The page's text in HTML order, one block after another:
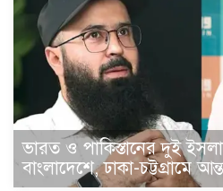
ভারত ও পাকিস্তানের দুই
বাংলাদেশে, ঢাকা-চট্টগ্রামে